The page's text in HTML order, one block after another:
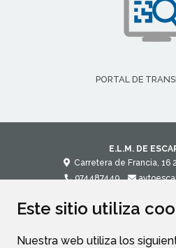
Este sitio utiliza
Nuestra web utiliza los
PORTAL DE
E.L.M. DE
Carretera de Francia, 16
974487449